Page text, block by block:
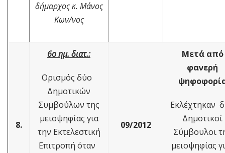
δήμαρχος κ. Μάνος
Κων/νος
8.
6ο ημ. διατ.:
Ορισμός δύο
Δημοτικών
Συμβούλων της
μειοψηφίας για
την Εκτελεστική
Επιτροπή όταν
09/2012
Μετά από
φανερή
Εκλέχτηκαν
Δημοτικοί
Σύμβουλοι
μειοψηφίας